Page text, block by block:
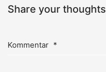
Share your thoughts
Kommentar *